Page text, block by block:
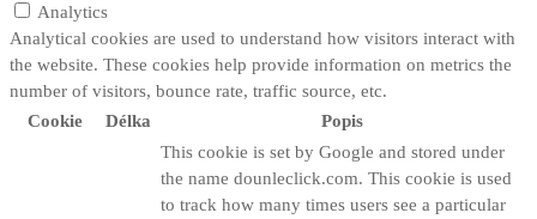
Analytics
Analytical cookies are used to understand how visitors interact with
the website. These cookies help provide information on metrics the
number of visitors, bounce rate, traffic source, etc.
Cookie
Délka Popis
This cookie is set by Google and stored under
the name dounleclick.com. This cookie is used
to track how many times users see a particular